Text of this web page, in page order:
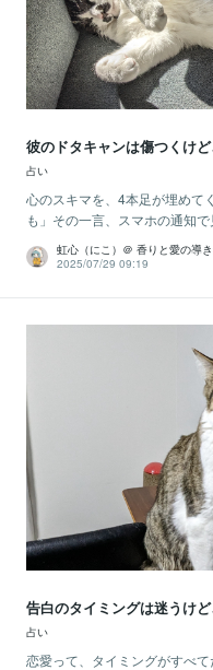
彼のドタキャンは傷つくけ
占い
心のスキマを、4本足が埋め
も」その一言、スマホの通知
虹心（にこ）＠ 香りと愛の導
2025/07/29 09:19
告白のタイミングは迷うけ
占い
恋愛って、タイミングがすべ